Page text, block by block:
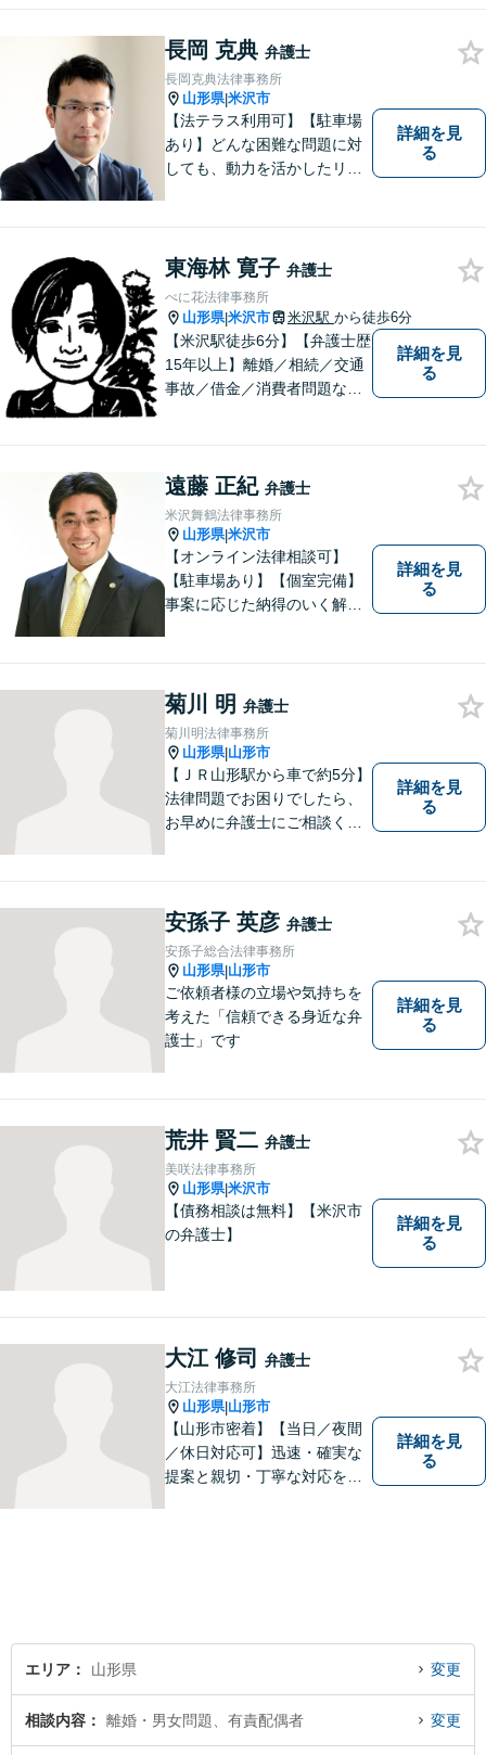
長岡 克典 弁護士
長岡克典法律事務所
山形県|米沢市
【法テラス利用可】【駐車場
あり】どんな困難な問題に対
しても、動力を活かしたリー
るよう努力することで早期解
決を目指します。 お気軽にご
相談ください。
詳細を見
る
東海林 寛子 弁護士
べに花法律事務所
山形県|米沢市 米沢駅 から徒歩6分
【米沢駅徒歩6分】【弁護士歴
15年以上】離婚／相続／交通
事故／借金／消費者問題な
詳細を見
る
遠藤 正紀 弁護士
米沢舞鶴法律事務所
山形県|米沢市
【オンライン法律相談可】
【駐車場あり】【個室完備】
事案に応じた納得のいく解決
詳細を見
る
菊川 明 弁護士
菊川明法律事務所
山形県|山形市
【ＪＲ山形駅から車で約5分】
法律問題でお困りでしたら、
お早めに弁護士にご相談くだ
詳細を見
る
安孫子 英彦 弁護士
安孫子総合法律事務所
山形県|山形市
ご依頼者様の立場や気持ちを
考えた「信頼できる身近な弁
護士」です
詳細を見
る
荒井 賢二 弁護士
美咲法律事務所
山形県|米沢市
【債務相談は無料】【米沢市
の弁護士】
詳細を見
る
大江 修司 弁護士
大江法律事務所
山形県|山形市
【山形市密着】【当日／夜間
／休日対応可】迅速・確実な
提案と親切・丁寧な対応をい
伝いをいたします。
詳細を見
る
エリア 山形県 変更
相談内容 離婚・男女問題、有責配偶者 変更